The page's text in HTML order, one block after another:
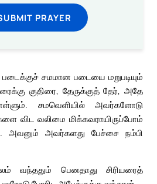
PRAYER
சமமான படையை மறுபடியும்
குதிரை, தேருக்குத் தேர், அதே
சமவெளியில் அவர்களோடு
விட வலிமை மிக்கவராயிருப்போம்
அவனும் அவர்களது பேச்சை நம்பி
வந்ததும் பெனதாது சிரியரைத்